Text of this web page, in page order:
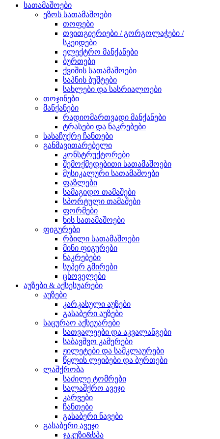
სათამაშოები
ეზოს სათამაშოები
თოფები
თვითგიერიები / გორგოლაჭები /
სკეიდები
ელექტრო მანქანები
ბურთები
ქვიშის სათამაშოები
საპნის ბუშტები
სახლები და სასრიალოები
თოჯინები
მანქანები
რადიომართვადი მანქანები
ტრასები და ნაკრებები
სასაჩუქრე ჩანთები
განმავითარებელი
კონსტრუქტორები
შემოქმედებითი სათამაშოები
მუსიკალური სათამაშოები
ფაზლები
სამაგიდო თამაშები
სპორტული თამაშები
ფორმები
ხის სათამაშოები
ფიგურები
რბილი სათამაშოები
მინი ფიგურები
ნაკრებები
სუპერ გმირები
ცხოველები
აუზები & აქსესუარები
აუზები
კარკასული აუზები
გასაბერი აუზები
საცურაო აქსეუარები
სათვალეები და აკვალანგები
საბავშვო კამერები
ჟილეტები და სამკლაურები
წყლის ლეიბები და ბურთები
ლაშქრობა
საძილე ტომრები
სალაშქრო ავეჯი
კარვები
ჩანთები
გასაბერი ნავები
გასაბერი ავეჯი
ჯაკუზი&სპა